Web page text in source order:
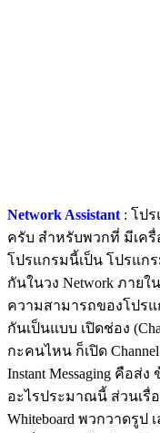
Network Assistant: โปร
ครับ สำหรับพวกที่ มีเครื่
โปรแกรมนี้เป็น โปรแก
กันในวง Network ภาย
ความสามารถของโปร
กันเป็นแบบ เปิดช่อง
กะคนไหน ก็เปิด
Instant Messaging คือ
อะไรประมาณนี้ ส่วนเรื่
Whiteboard พวกวาดรู